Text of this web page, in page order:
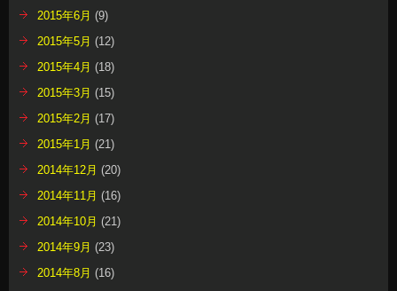
2015年6月 (9)
2015年5月 (12)
2015年4月 (18)
2015年3月 (15)
2015年2月 (17)
2015年1月 (21)
2014年12月 (20)
2014年11月 (16)
2014年10月 (21)
2014年9月 (23)
2014年8月 (16)